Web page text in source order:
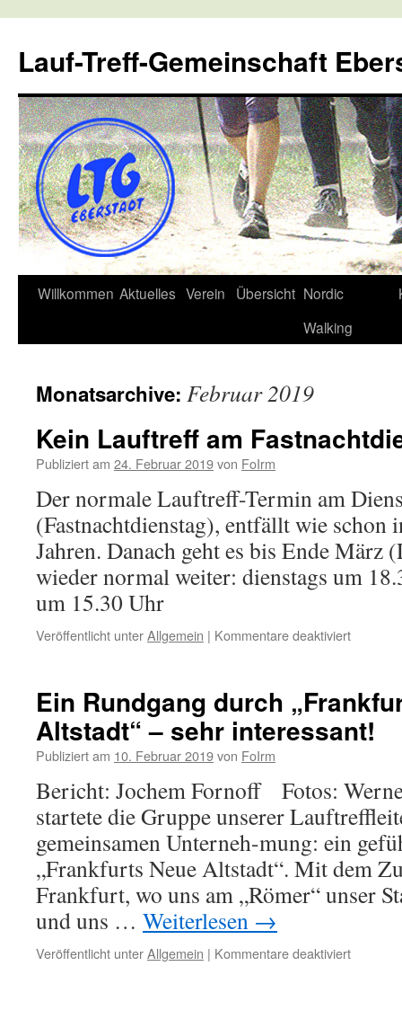
Lauf-Treff-Gemeinschaft
Zum
Willkommen Aktuelles Verein Übersicht Nordic
Walking
Monatsarchive: Februar 2019
Kein Lauftreff am
Publiziert am 24. Februar 2019von FoIrm
Der normale Lauftreff-Termin am
(Fastnachtdienstag), entfällt wie schon
Jahren. Danach geht es bis Ende
wieder normal weiter: dienstags um
um 15.30 Uhr
Veröffentlicht unterAllgemein | Kommentare deaktiviertfür
Ein Rundgang durch
Altstadt“ – sehr interessant!
Publiziert am 10. Februar 2019von FoIrm
Bericht: Jochem Fornoff Fotos:
startete die Gruppe unserer
gemeinsamen Unterneh-mung: ein
„Frankfurts Neue Altstadt“. Mit dem
Frankfurt, wo uns am „Römer“ unser
und uns … Weiterlesen →
Veröffentlicht unterAllgemein | Kommentare deaktiviertfür